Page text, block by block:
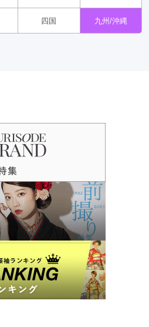
四国 九州/沖縄